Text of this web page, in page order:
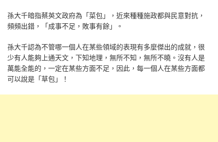
孫大千暗指蔡英文政府為「菜包」，近來種種施政都與民意對抗，
頻頻出錯，「成事不足，敗事有餘」。
孫大千認為不管哪一個人在某些領域的表現有多麼傑出的成就，很
少有人能夠上通天文，下知地理，無所不知，無所不曉。沒有人是
萬能全能的，一定在某些方面不足，因此，每一個人在某些方面都
可以說是「草包」！